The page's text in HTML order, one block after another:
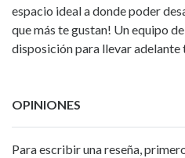
espacio ideal a donde poder
que más te gustan! Un equipo
disposición para llevar adelante
OPINIONES
Para escribir una reseña,